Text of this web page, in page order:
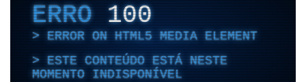
ERRO 100
ERROR ON HTML5 MEDIA ELEMENT
ESTE CONTEÚDO ESTÁ NESTE
MOMENTO INDISPONÍVEL